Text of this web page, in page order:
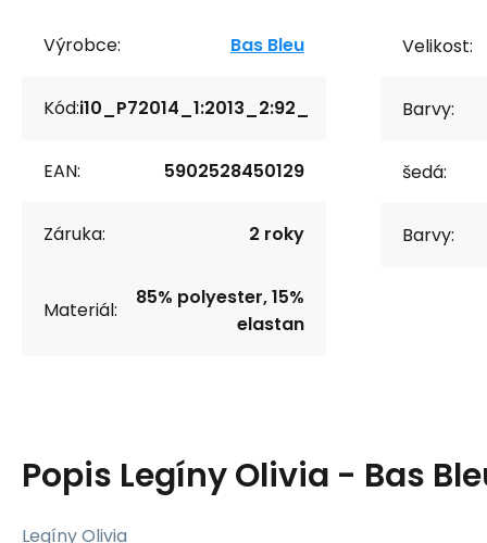
Výrobce: Bas Bleu
Kód:i10_P72014_1:2013_2:92_
EAN: 5902528450129
Záruka: 2 roky
Materiál:
85% polyester, 15%
elastan
Velikost:
Barvy:
šedá:
Barvy:
Popis Legíny Olivia - Bas
Legíny Olivia